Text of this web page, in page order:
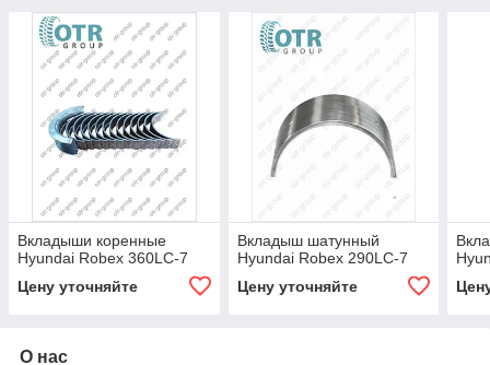
Вкладыши коренные
Hyundai Robex 360LC-7
Цену уточняйте
Вкладыш шатунный
Hyundai Robex 290LC-7
Цену уточняйте
О нас